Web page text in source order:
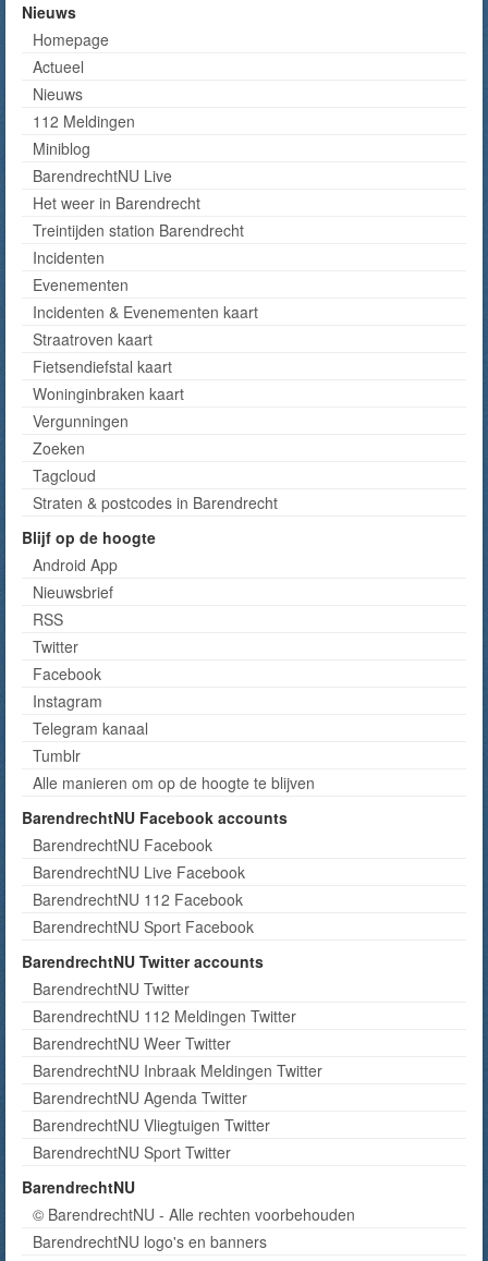
Nieuws
Homepage
Actueel
Nieuws
112 Meldingen
Miniblog
BarendrechtNU Live
Het weer in Barendrecht
Treintijden station Barendrecht
Incidenten
Evenementen
Incidenten & Evenementen kaart
Straatroven kaart
Fietsendiefstal kaart
Woninginbraken kaart
Vergunningen
Zoeken
Tagcloud
Straten & postcodes in Barendrecht
Blijf op de hoogte
Android App
Nieuwsbrief
RSS
Twitter
Facebook
Instagram
Telegram kanaal
Tumblr
Alle manieren om op de hoogte te blijven
BarendrechtNU Facebook accounts
BarendrechtNU Facebook
BarendrechtNU Live Facebook
BarendrechtNU 112 Facebook
BarendrechtNU Sport Facebook
BarendrechtNU Twitter accounts
BarendrechtNU Twitter
BarendrechtNU 112 Meldingen Twitter
BarendrechtNU Weer Twitter
BarendrechtNU Inbraak Meldingen Twitter
BarendrechtNU Agenda Twitter
BarendrechtNU Vliegtuigen Twitter
BarendrechtNU Sport Twitter
BarendrechtNU
© BarendrechtNU - Alle rechten voorbehouden
BarendrechtNU logo's en banners